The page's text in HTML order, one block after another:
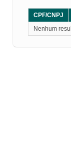
CPF/CNPJ
Nenhum